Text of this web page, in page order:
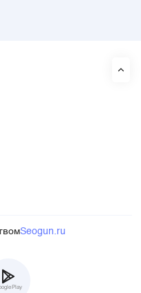
Seogun.ru
Play